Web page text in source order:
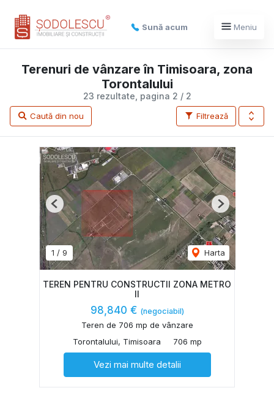
Sună acum Meniu
23 rezultate, pagina 2 / 2
Terenuri de vânzare în Timisoara, zona
Torontalului
Filtrează
Caută din nou
1 / 9 Harta
Previous Next
TEREN PENTRU CONSTRUCTII ZONA METRO
II
98,840 € (negociabil)
Teren de 706 mp de vânzare
Torontalului, Timisoara
706 mp
Vezi mai multe detalii